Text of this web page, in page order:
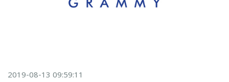
2019-08-13 09:59:11